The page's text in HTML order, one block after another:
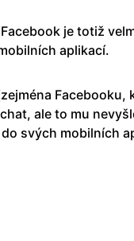
je totiž
aplikací.
Facebooku,
ale to mu
svých mobilních